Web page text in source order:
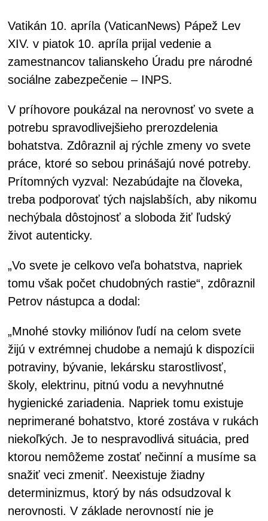
Vatikán 10. apríla (VaticanNews) Pápež Lev
XIV. v piatok 10. apríla prijal vedenie a
zamestnancov talianskeho Úradu pre národné
sociálne zabezpečenie – INPS.
V príhovore poukázal na nerovnosť vo svete a
potrebu spravodlivejšieho prerozdelenia
bohatstva. Zdôraznil aj rýchle zmeny vo svete
práce, ktoré so sebou prinášajú nové potreby.
Prítomných vyzval: Nezabúdajte na človeka,
treba podporovať tých najslabších, aby nikomu
nechýbala dôstojnosť a sloboda žiť ľudský
život autenticky.
„Vo svete je celkovo veľa bohatstva, napriek
tomu však počet chudobných rastie“, zdôraznil
Petrov nástupca a dodal:
„Mnohé stovky miliónov ľudí na celom svete
žijú v extrémnej chudobe a nemajú k dispozícii
potraviny, bývanie, lekársku starostlivosť,
školy, elektrinu, pitnú vodu a nevyhnutné
hygienické zariadenia. Napriek tomu existuje
neprimerané bohatstvo, ktoré zostáva v rukách
niekoľkých. Je to nespravodlivá situácia, pred
ktorou nemôžeme zostať nečinní a musíme sa
snažiť veci zmeniť. Neexistuje žiadny
determinizmus, ktorý by nás odsudzoval k
nerovnosti. V základe nerovností nie je